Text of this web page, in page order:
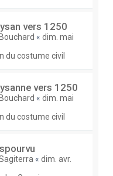
vers 1250
Bouchard « dim. mai
du costume civil
vers 1250
Bouchard « dim. mai
du costume civil
« dim. avr.